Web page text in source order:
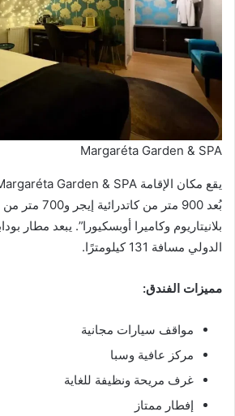
Margaréta Garden & SPA
بُعد 900 متر من
بلانيتاريوم وكاميرا أوبسكيورا”. يبعد مطار
الدولي مسافة 131 كيلومترًا.
مميزات الفندق:
مواقف سيارات مجانية
مركز عافية وسبا
غرف مريحة ونظيفة للغاية
إفطار ممتاز